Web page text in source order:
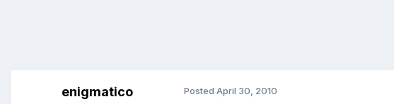
enigmatico Posted April 30, 2010